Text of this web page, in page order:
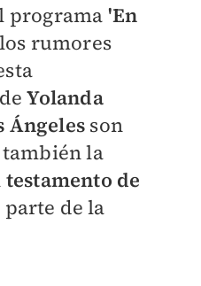
programa 'En
rumores
Yolanda
Ángeles son
la
testamento de
de la